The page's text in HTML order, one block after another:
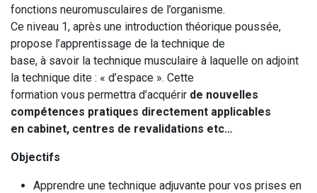
fonctions neuromusculaires de l’organisme.
Ce niveau 1, après une introduction théorique poussée,
propose l’apprentissage de la technique de
base, à savoir la technique musculaire à laquelle on adjoint
la technique dite : « d’espace ». Cette
formation vous permettra d’acquérir de nouvelles
compétences pratiques directement applicables
en cabinet, centres de revalidations etc…
Objectifs
Apprendre une technique adjuvante pour vos prises en